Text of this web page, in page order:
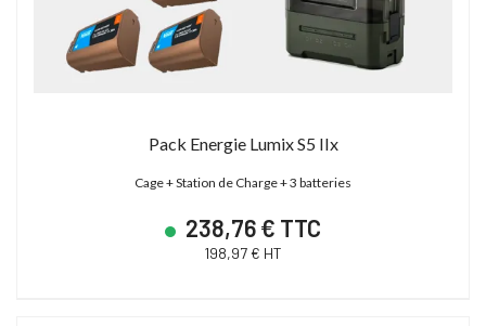
Pack Energie Lumix S5 IIx
Cage + Station de Charge + 3 batteries
238,76 € TTC
198,97 € HT